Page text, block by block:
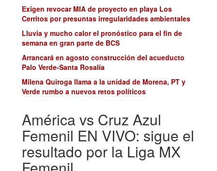
Exigen revocar MIA de proyecto en playa Los
Cerritos por presuntas irregularidades ambientales
Lluvia y mucho calor el pronóstico para el fin de
semana en gran parte de BCS
Arrancará en agosto construcción del acueducto
Palo Verde-Santa Rosalía
Milena Quiroga llama a la unidad de Morena, PT y
Verde rumbo a nuevos retos políticos
América vs Cruz Azul
Femenil EN VIVO: sigue el
resultado por la Liga MX